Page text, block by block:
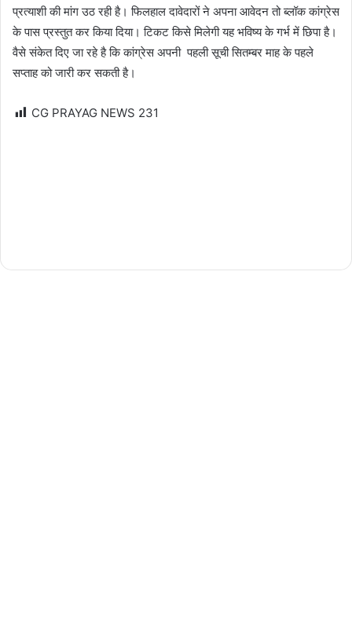
प्रत्याशी की मांग उठ रही है। फिलहाल दावेदारों ने अपना आवेदन तो ब्लॉक कांग्रेस
के पास प्रस्तुत कर किया दिया। टिकट किसे मिलेगी यह भविष्य के गर्भ में छिपा है।
वैसे संकेत दिए जा रहे है कि कांग्रेस अपनी पहली सूची सितम्बर माह के पहले
सप्ताह को जारी कर सकती है।
CG PRAYAG NEWS 231